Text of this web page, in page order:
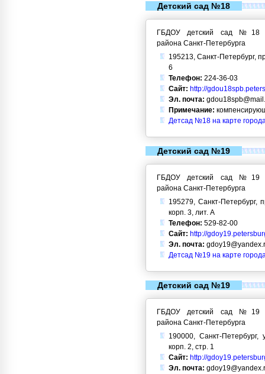
Детский сад №18
ГБДОУ детский сад №18
района Санкт-Петербурга
195213, Санкт-Петербург,
6
Телефон: 224-36-03
Сайт: http://
Эл. почта:
Примечание:
Детсад №18 на карте
Детский сад №19
ГБДОУ детский сад №19
района Санкт-Петербурга
195279, Санкт-Петербург,
корп. 3, лит. А
Телефон: 529-82-00
Сайт: http://
Эл. почта:
Детсад №19 на карте
Детский сад №19
ГБДОУ детский сад №19
района Санкт-Петербурга
190000, Санкт-
корп. 2, стр. 1
Сайт: http://
Эл. почта: